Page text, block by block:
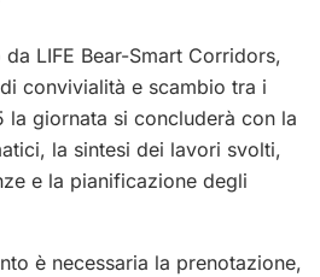
LIFE Bear-Smart Corridors,
convivialità e scambio tra i
la giornata si concluderà con la
la sintesi dei lavori svolti,
e la pianificazione degli
è necessaria la prenotazione,